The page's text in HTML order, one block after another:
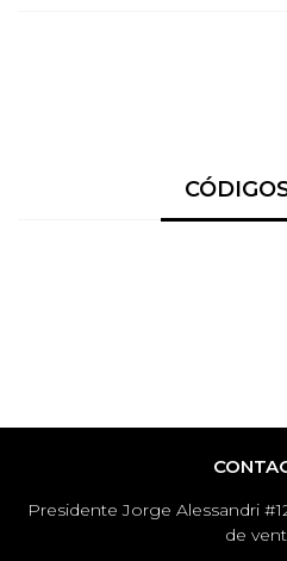
Presidente Jorge Alessandri
de